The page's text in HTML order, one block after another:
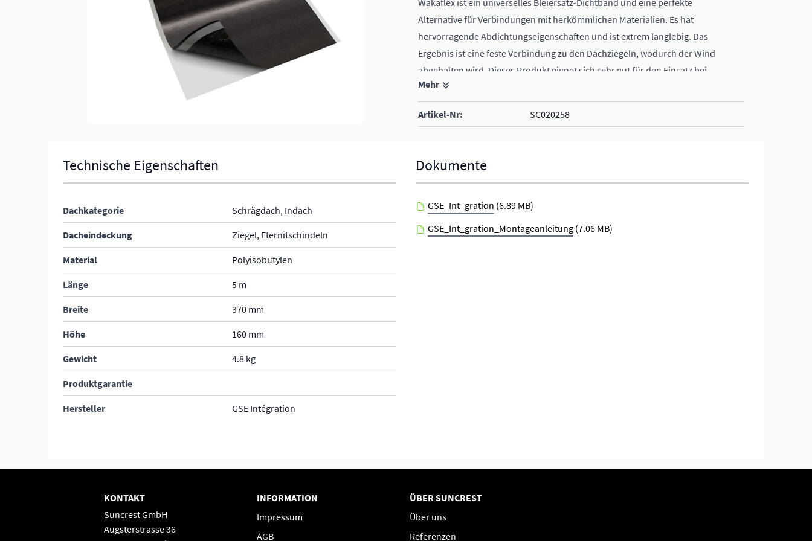
Wakaflex ist ein universelles Bleiersatz-Dichtband und eine perfekte
Alternative für Verbindungen mit herkömmlichen Materialien. Es hat
hervorragende Abdichtungseigenschaften und ist extrem langlebig. Das
Ergebnis ist eine feste Verbindung zu den Dachziegeln, wodurch der Wind
abgehalten wird. Dieses Produkt eignet sich sehr gut für den Einsatz bei
Indach-PV-Anlagen.
Material: PIB (Polyisobutylen)
enthält keine Giftstoffe, ist unschädlich für die Umwelt
Mehr
Artikel-Nr: SC020258
Technische Eigenschaften
Dachkategorie Schrägdach, Indach
Dacheindeckung Ziegel, Eternitschindeln
Material Polyisobutylen
Länge 5 m
Breite 370 mm
Höhe 160 mm
Gewicht 4.8 kg
Produktgarantie
Hersteller GSE Intégration
Dokumente
GSE_Int_gration (6.89 MB)
GSE_Int_gration_Montageanleitung (7.06 MB)
KONTAKT
Suncrest GmbH
Augsterstrasse 36
INFORMATION
Impressum
AGB
ÜBER SUNCREST
Über uns
Referenzen